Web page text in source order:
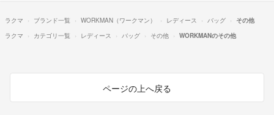
ラクマ ブランド一覧 WORKMAN（ワークマン） レディース バッグ
その他
ラクマ
カテゴリ一覧 レディース バッグ その他 WORKMANのその他
ページの上へ戻る